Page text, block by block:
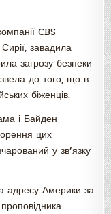
CBS
завадила
загрозу безпеки
до того, що в
біженців.
і Байден
цих
у зв’язку
адресу Америки за